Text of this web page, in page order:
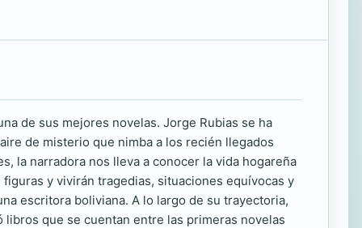
de sus mejores novelas. Jorge Rubias se ha
de misterio que nimba a los recién llegados
la narradora nos lleva a conocer la vida hogareña
y vivirán tragedias, situaciones equívocas y
escritora boliviana. A lo largo de su trayectoria,
que se cuentan entre las primeras novelas